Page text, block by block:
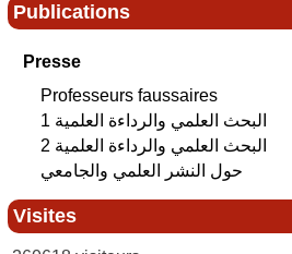
Publications
Presse
Professeurs faussaires
Visites